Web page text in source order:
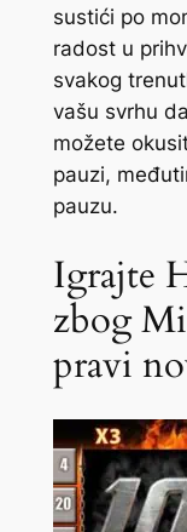
sustići po
radost u
svakog
vašu svrhu
možete
pauzi,
pauzu.
Igrajte
zbog
pravi